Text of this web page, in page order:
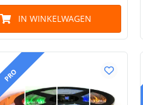
IN WINKELWAGEN
PRO